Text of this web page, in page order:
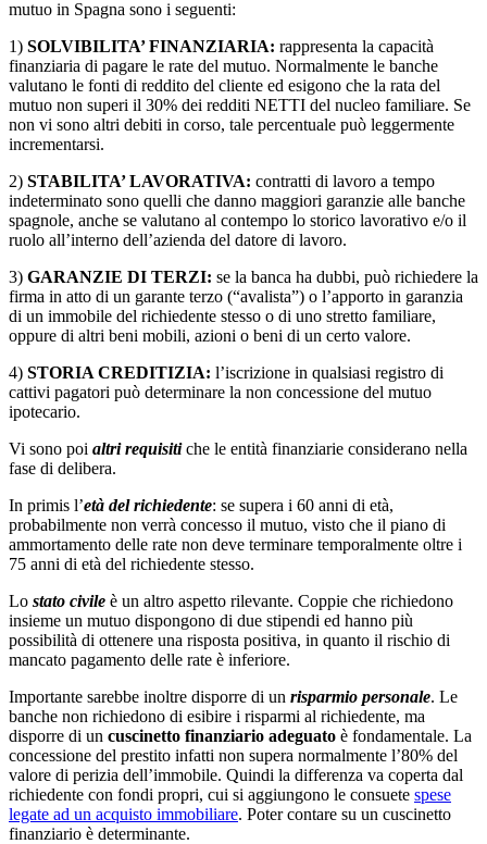
mutuo in Spagna sono i seguenti:
1) SOLVIBILITA’ FINANZIARIA: rappresenta la capacità
finanziaria di pagare le rate del mutuo. Normalmente le banche
valutano le fonti di reddito del cliente ed esigono che la rata del
mutuo non superi il 30% dei redditi NETTI del nucleo familiare. Se
non vi sono altri debiti in corso, tale percentuale può leggermente
incrementarsi.
2) STABILITA’ LAVORATIVA: contratti di lavoro a tempo
indeterminato sono quelli che danno maggiori garanzie alle banche
spagnole, anche se valutano al contempo lo storico lavorativo e/o il
ruolo all’interno dell’azienda del datore di lavoro.
3) GARANZIE DI TERZI: se la banca ha dubbi, può richiedere la
firma in atto di un garante terzo (“avalista”) o l’apporto in garanzia
di un immobile del richiedente stesso o di uno stretto familiare,
oppure di altri beni mobili, azioni o beni di un certo valore.
4) STORIA CREDITIZIA: l’iscrizione in qualsiasi registro di
cattivi pagatori può determinare la non concessione del mutuo
ipotecario.
Vi sono poi altri requisitiche le entità finanziarie considerano nella
fase di delibera.
In primis l’età del richiedente: se supera i 60 anni di età,
probabilmente non verrà concesso il mutuo, visto che il piano di
ammortamento delle rate non deve terminare temporalmente oltre i
75 anni di età del richiedente stesso.
Lo stato civile è un altro aspetto rilevante. Coppie che richiedono
insieme un mutuo dispongono di due stipendi ed hanno più
possibilità di ottenere una risposta positiva, in quanto il rischio di
mancato pagamento delle rate è inferiore.
Importante sarebbe inoltre disporre di un risparmio personale. Le
banche non richiedono di esibire i risparmi al richiedente, ma
disporre di un cuscinetto finanziario adeguato è fondamentale. La
concessione del prestito infatti non supera normalmente l’80% del
valore di perizia dell’immobile. Quindi la differenza va coperta dal
richiedente con fondi propri, cui si aggiungono le consuete spese
legate ad un acquisto immobiliare. Poter contare su un cuscinetto
finanziario è determinante.